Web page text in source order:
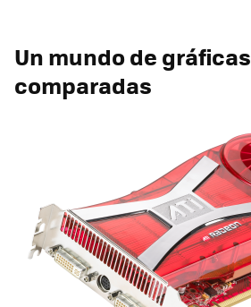
Un mundo de gráficas
comparadas